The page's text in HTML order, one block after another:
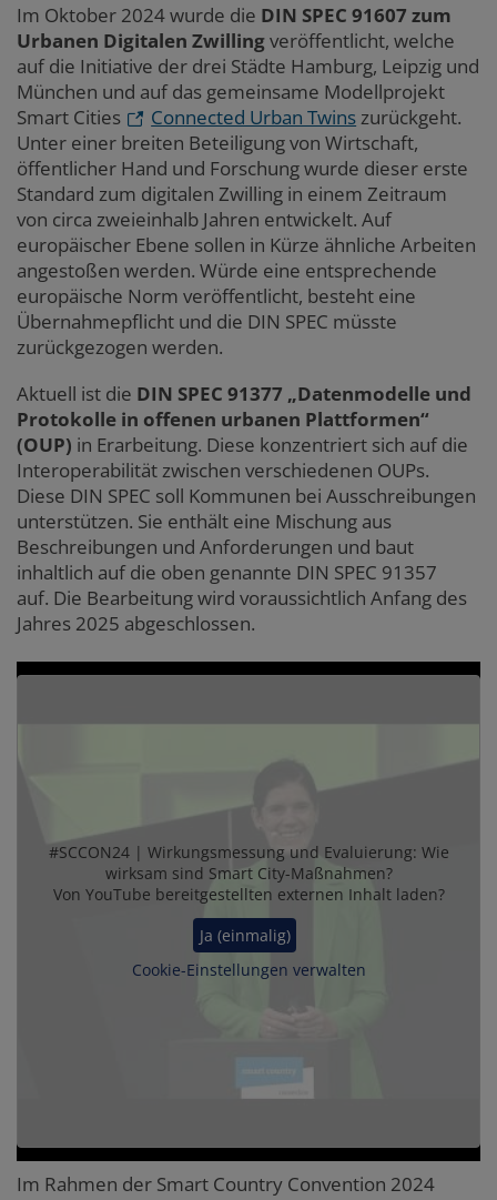
Im Oktober 2024 wurde die DIN SPEC 91607 zum
Urbanen Digitalen Zwillingveröffentlicht, welche
auf die Initiative der drei Städte Hamburg, Leipzig und
München und auf das gemeinsame Modellprojekt
Smart Cities
Connected Urban Twinszurückgeht.
Unter einer breiten Beteiligung von Wirtschaft,
öffentlicher Hand und Forschung wurde dieser erste
Standard zum digitalen Zwilling in einem Zeitraum
von circa zweieinhalb Jahren entwickelt. Auf
europäischer Ebene sollen in Kürze ähnliche Arbeiten
angestoßen werden. Würde eine entsprechende
europäische Norm veröffentlicht, besteht eine
Übernahmepflicht und die DIN SPEC müsste
zurückgezogen werden.
Aktuell ist die DIN SPEC 91377 „Datenmodelle und
Protokolle in offenen urbanen Plattformen“
(OUP) in Erarbeitung. Diese konzentriert sich auf die
Interoperabilität zwischen verschiedenen OUPs.
Diese DIN SPEC soll Kommunen bei Ausschreibungen
unterstützen. Sie enthält eine Mischung aus
Beschreibungen und Anforderungen und baut
inhaltlich auf die oben genannte DIN SPEC 91357
auf. Die Bearbeitung wird voraussichtlich Anfang des
Jahres 2025 abgeschlossen.
#SCCON24 | Wirkungsmessung und Evaluierung: Wie
wirksam sind Smart City-Maßnahmen?
Von YouTube bereitgestellten externen Inhalt laden?
Ja (einmalig)
Cookie-Einstellungen verwalten
Im Rahmen der Smart Country Convention 2024